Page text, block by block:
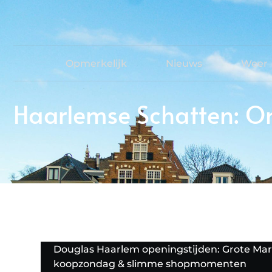
Opmerkelijk Nieuws Weer
Haarlemse Schatten:
Douglas Haarlem openingstijden: Grote
koopzondag & slimme shopmomenten